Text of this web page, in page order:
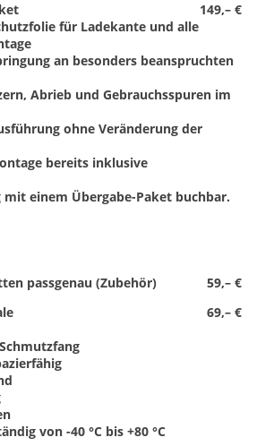
149,– €
für Ladekante und alle
an besonders beanspruchten
Abrieb und Gebrauchsspuren im
ohne Veränderung der
bereits inklusive
einem Übergabe-Paket buchbar.
59,– €
passgenau (Zubehör)
69,– €
von -40 °C bis +80 °C